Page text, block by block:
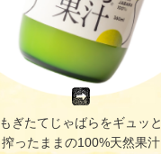
もぎたてじゃばらをギュッと
搾ったままの100%天然果汁